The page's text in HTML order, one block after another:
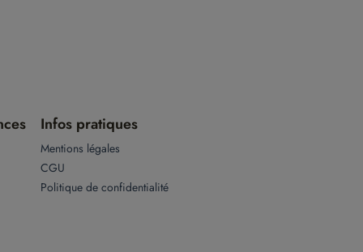
Infos pratiques
Mentions légales
CGU
Politique de confidentialité